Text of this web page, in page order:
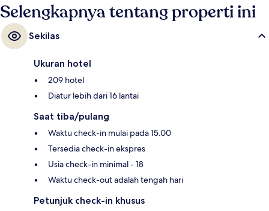
Selengkapnya tentang properti ini
Sekilas
Ukuran hotel
209 hotel
Diatur lebih dari 16 lantai
Saat tiba/pulang
Waktu check-in mulai pada 15.00
Tersedia check-in ekspres
Usia check-in minimal - 18
Waktu check-out adalah tengah hari
Petunjuk check-in khusus